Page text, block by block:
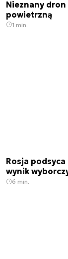
Nieznany dron
powietrzną
1 min.
Rosja podsyca
wynik
6 min.